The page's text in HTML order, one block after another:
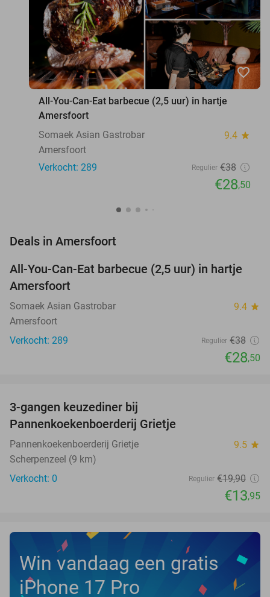
favorite_border
All-You-Can-Eat barbecue (2,5 uur) in hartje
Amersfoort
Somaek Asian Gastrobar
9.4 star
Amersfoort
Verkocht: 289
Regulier €38
€28,50
Deals in Amersfoort
25%
All-You-Can-Eat barbecue (2,5 uur) in hartje
Amersfoort
Somaek Asian Gastrobar 9.4 star
Amersfoort
Verkocht: 289
Regulier €38
€28,50
NEW
TODAY
3-gangen keuzediner bij
Pannenkoekenboerderij Grietje
Pannenkoekenboerderij Grietje 9.5 star
Scherpenzeel (9 km)
Verkocht: 0
Regulier €19,90
€13,95
Win vandaag een gratis
iPhone 17 Pro